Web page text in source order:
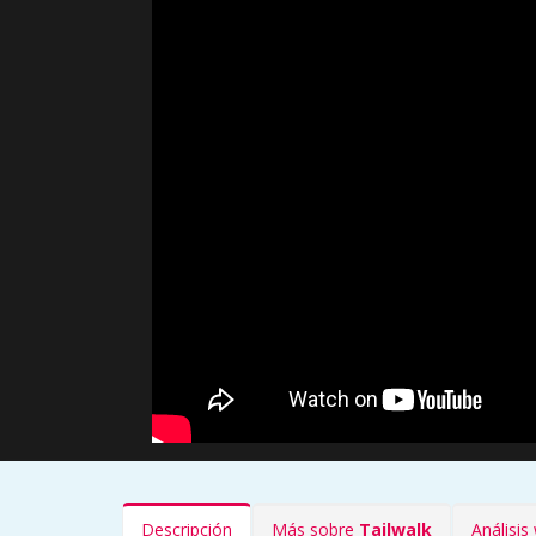
Descripción Más sobre Tailwalk Análisis